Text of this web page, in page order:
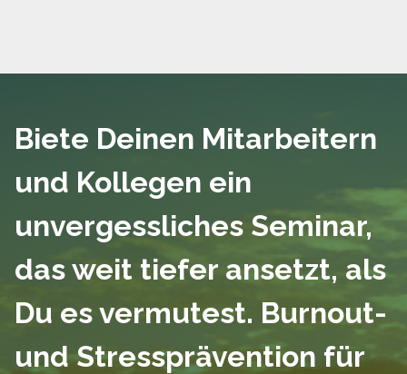
Biete Deinen Mitarbeitern
und Kollegen ein
unvergessliches Seminar,
das weit tiefer ansetzt, als
Du es vermutest. Burnout-
und Stressprävention für